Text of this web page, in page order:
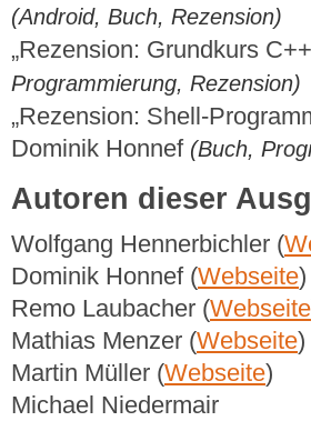
(Android, Buch, Rezension)
„Rezension: Grundkurs
Programmierung, Rezension)
„Rezension: Shell-
Dominik Honnef (Buch,
Autoren dieser
Wolfgang Hennerbichler (
Dominik Honnef (Webseite)
Remo Laubacher (Webseite
Mathias Menzer (Webseite)
Martin Müller (Webseite)
Michael Niedermair